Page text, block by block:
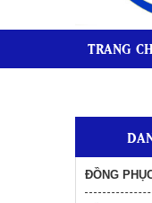
TRANG
ĐỒNG